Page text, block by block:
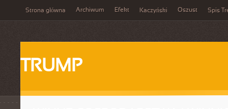
Strona główna Archiwum Efekt Kaczyński Oszust Spis
TRUMP